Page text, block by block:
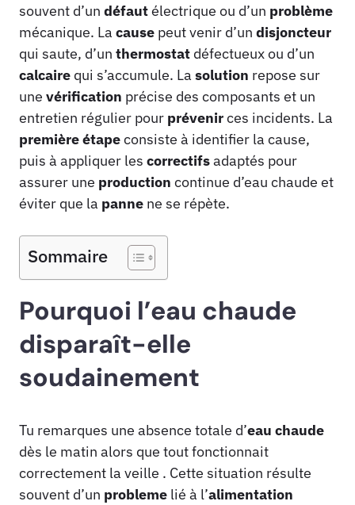
souvent d’un défautélectrique ou d’un problème
mécanique. La cause peut venir d’un disjoncteur
qui saute, d’un thermostat défectueux ou d’un
calcaire qui s’accumule. La solution repose sur
une vérification précise des composants et un
entretien régulier pour prévenirces incidents. La
première étapeconsiste à identifier la cause,
puis à appliquer les correctifsadaptés pour
assurer une production continue d’eau chaude et
éviter que la panne ne se répète.
Sommaire
Pourquoi l’eau chaude
disparaît-elle
soudainement
Tu remarques une absence totale d’eau chaude
dès le matin alors que tout fonctionnait
correctement la veille . Cette situation résulte
souvent d’un probleme lié à l’alimentation